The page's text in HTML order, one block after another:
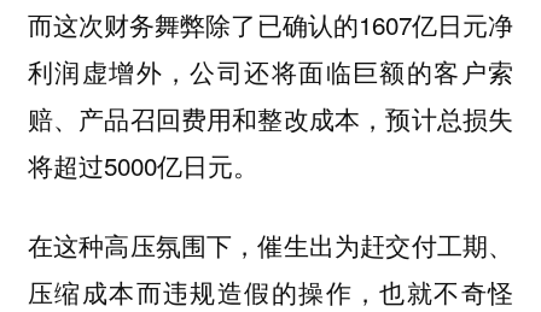
而这次财务舞弊除了已确认的1607亿日元净
利润虚增外，公司还将面临巨额的客户索
赔、产品召回费用和整改成本，预计总损失
将超过5000亿日元。
在这种高压氛围下，催生出为赶交付工期、
压缩成本而违规造假的操作，也就不奇怪